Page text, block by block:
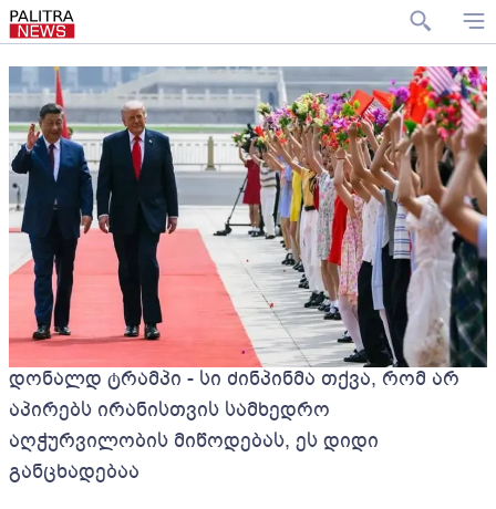
დონალდ ტრამპი - სი ძინპინმა თქვა, რომ არ
აპირებს ირანისთვის სამხედრო
აღჭურვილობის მიწოდებას, ეს დიდი
განცხადებაა